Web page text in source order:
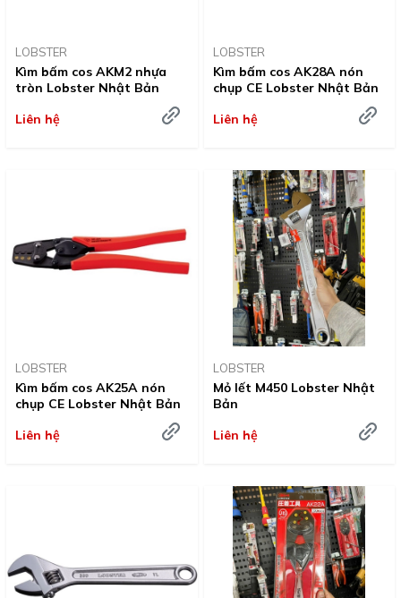
LOBSTER
Kìm bấm cos AKM2 nhựa
tròn Lobster Nhật Bản
Liên hệ
LOBSTER
Kìm bấm cos AK28A nón
chụp CE Lobster Nhật Bản
Liên hệ
LOBSTER
Kìm bấm cos AK25A nón
chụp CE Lobster Nhật Bản
Liên hệ
LOBSTER
Mỏ lết M450 Lobster Nhật
Bản
Liên hệ